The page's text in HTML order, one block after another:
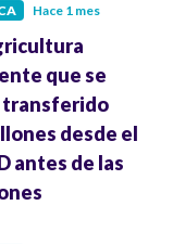
Hace 1 mes
que se
transferido
desde el
antes de las